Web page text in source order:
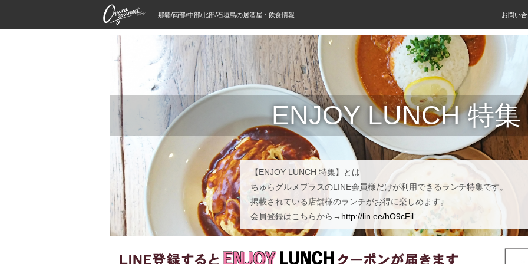
那覇/南部/中部/北部/石垣島の居酒屋・飲食情報 お問い
ENJOY LUNCH 特集
【ENJOY LUNCH 特集】とは
ちゅらグルメプラスのLINE会員様だけが利用できるランチ特集です。
掲載されている店舗様のランチがお得に楽しめます。
会員登録はこちらから→ http://lin.ee/hO9cFil